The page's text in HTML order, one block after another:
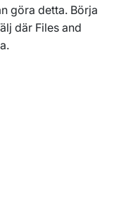
göra detta. Börja
där Files and